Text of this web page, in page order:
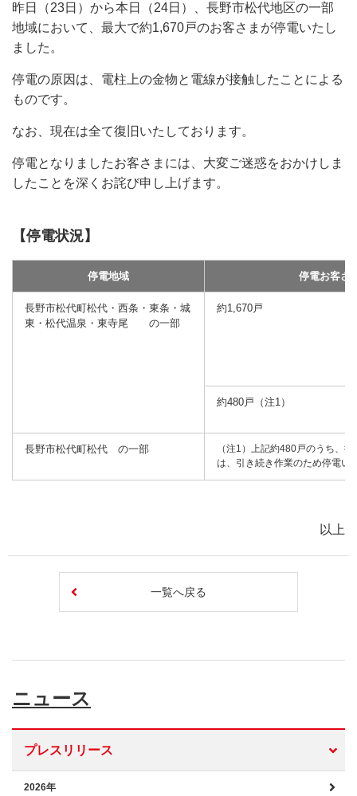
昨日（23日）から本日（24日）、長野市松代地区の一部
地域において、最大で約1,670戸のお客さまが停電いたし
ました。
停電の原因は、電柱上の金物と電線が接触したことによる
ものです。
なお、現在は全て復旧いたしております。
停電となりましたお客さまには、大変ご迷惑をおかけしま
したことを深くお詫び申し上げます。
【停電状況】
停電地域 停電お客さ
長野市松代町松代・西条・東条・城
東・松代温泉・東寺尾 の一部
約1,670戸
約480戸（注1）
長野市松代町松代 の一部
（注1）上記約480戸のうち、
は、引き続き作業のため停電い
以上
一覧へ戻る
ニュース
プレスリリース
2026年